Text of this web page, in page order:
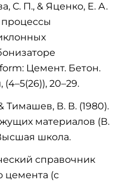
С. П., & Яценко, Е. А.
Цемент. Бетон.
20–29.
Тимашев, В. В. (1980).
материалов (В.
школа.
справочник
цемента (с